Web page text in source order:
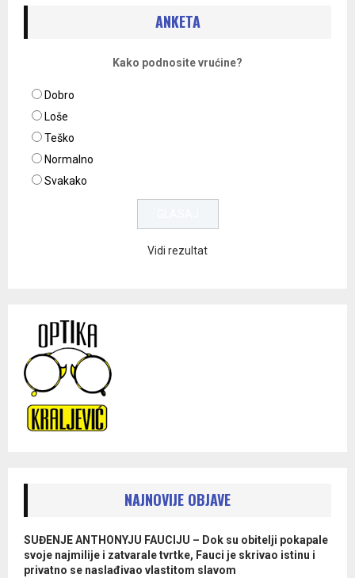
ANKETA
Kako podnosite vrućine?
Dobro
Loše
Teško
Normalno
Svakako
Vidi rezultat
NAJNOVIJE OBJAVE
SUĐENJE ANTHONYJU FAUCIJU – Dok su obitelji pokapale
svoje najmilije i zatvarale tvrtke, Fauci je skrivao istinu i
privatno se naslađivao vlastitom slavom